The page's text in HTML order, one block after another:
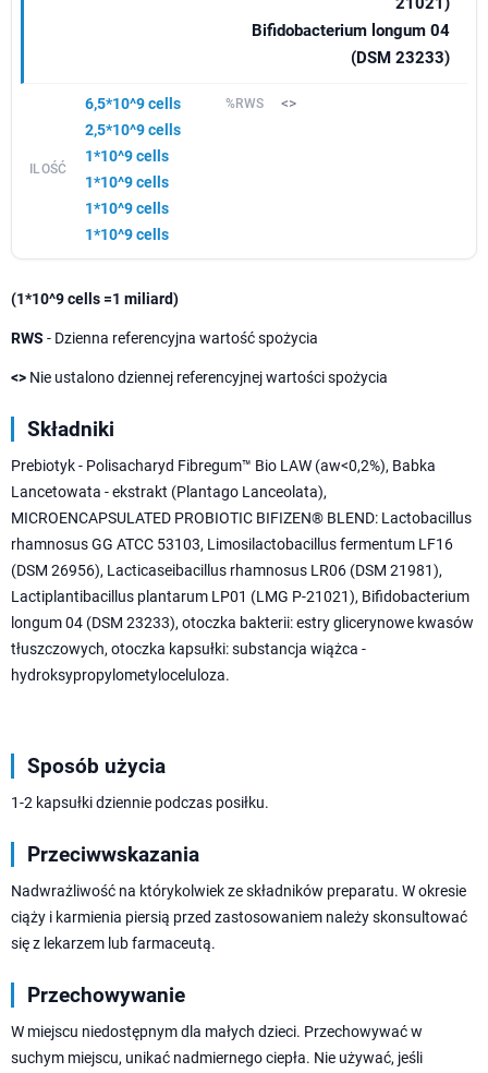
Bifidobacterium longum 04
(DSM 23233)
6,5*10^9 cells
2,5*10^9 cells
1*10^9 cells
1*10^9 cells
1*10^9 cells
1*10^9 cells
<>
(1*10^9 cells =1 miliard)
RWS - Dzienna referencyjna wartość spożycia
<> Nie ustalono dziennej referencyjnej wartości spożycia
Składniki
Prebiotyk - Polisacharyd Fibregum™ Bio LAW (aw<0,2%), Babka
Lancetowata - ekstrakt (Plantago Lanceolata),
MICROENCAPSULATED PROBIOTIC BIFIZEN® BLEND: Lactobacillus
rhamnosus GG ATCC 53103, Limosilactobacillus fermentum LF16
(DSM 26956), Lacticaseibacillus rhamnosus LR06 (DSM 21981),
Lactiplantibacillus plantarum LP01 (LMG P-21021), Bifidobacterium
longum 04 (DSM 23233), otoczka bakterii: estry glicerynowe kwasów
tłuszczowych, otoczka kapsułki: substancja wiążca -
hydroksypropylometyloceluloza.
Sposób użycia
1-2 kapsułki dziennie podczas posiłku.
Przeciwwskazania
Nadwrażliwość na którykolwiek ze składników preparatu. W okresie
ciąży i karmienia piersią przed zastosowaniem należy skonsultować
się z lekarzem lub farmaceutą.
Przechowywanie
W miejscu niedostępnym dla małych dzieci. Przechowywać w
suchym miejscu, unikać nadmiernego ciepła. Nie używać, jeśli